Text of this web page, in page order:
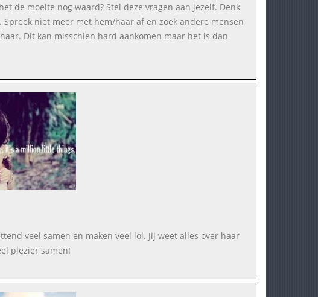
de moeite nog waard? Stel deze vragen aan jezelf. Denk
niet meer met hem/haar af en zoek andere mensen
Dit kan misschien hard aankomen maar het is dan
veel samen en maken veel lol. Jij weet alles over haar
plezier samen!